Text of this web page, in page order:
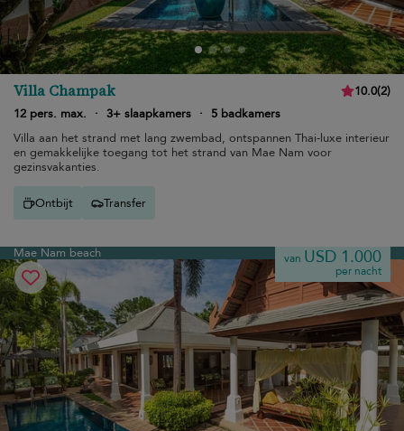
Villa Champak 10.0(2)
12 pers. max.
· 3+ slaapkamers ·
5 badkamers
Villa aan het strand met lang zwembad, ontspannen Thai-luxe interieur
en gemakkelijke toegang tot het strand van Mae Nam voor
gezinsvakanties.
Ontbijt Transfer
Mae Nam beach van USD 1.000
per nacht